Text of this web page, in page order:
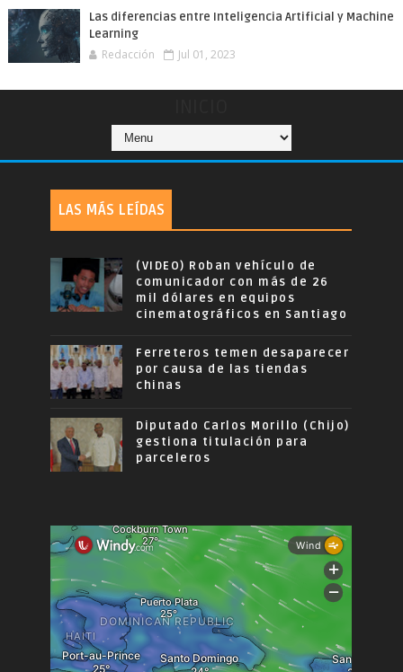
Las diferencias entre Inteligencia Artificial y Machine
Learning
Redacción Jul 01, 2023
LAS MÁS LEÍDAS
(VIDEO) Roban vehículo de
comunicador con más de 26
mil dólares en equipos
cinematográficos en Santiago
Ferreteros temen desaparecer
por causa de las tiendas
chinas
Diputado Carlos Morillo (Chijo)
gestiona titulación para
parceleros